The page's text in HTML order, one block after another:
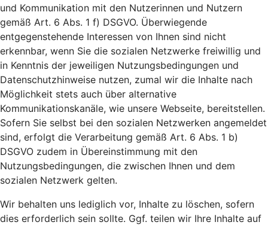
und Kommunikation mit den Nutzerinnen und Nutzern
gemäß Art. 6 Abs. 1 f) DSGVO. Überwiegende
entgegenstehende Interessen von Ihnen sind nicht
erkennbar, wenn Sie die sozialen Netzwerke freiwillig und
in Kenntnis der jeweiligen Nutzungsbedingungen und
Datenschutzhinweise nutzen, zumal wir die Inhalte nach
Möglichkeit stets auch über alternative
Kommunikationskanäle, wie unsere Webseite, bereitstellen.
Sofern Sie selbst bei den sozialen Netzwerken angemeldet
sind, erfolgt die Verarbeitung gemäß Art. 6 Abs. 1 b)
DSGVO zudem in Übereinstimmung mit den
Nutzungsbedingungen, die zwischen Ihnen und dem
sozialen Netzwerk gelten.
Wir behalten uns lediglich vor, Inhalte zu löschen, sofern
dies erforderlich sein sollte. Ggf. teilen wir Ihre Inhalte auf